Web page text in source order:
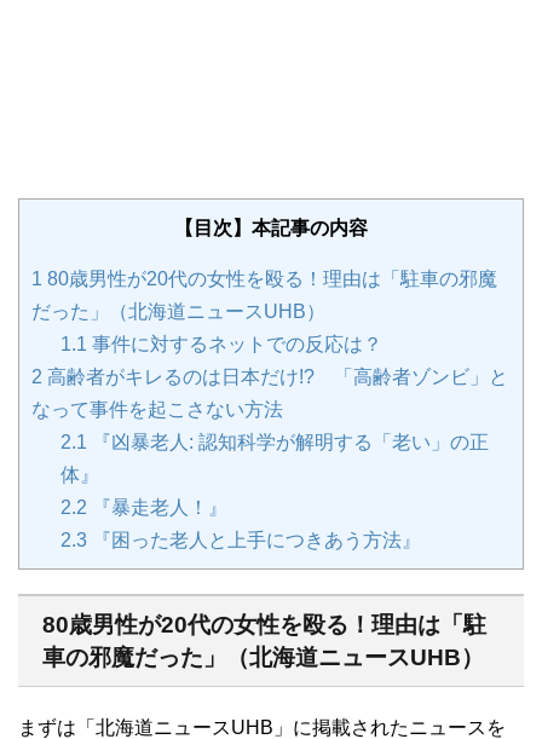
【目次】本記事の内容
1 80歳男性が20代の女性を殴る！理由は「駐車の邪魔
だった」（北海道ニュースUHB）
1.1 事件に対するネットでの反応は？
2 高齢者がキレるのは日本だけ!? 「高齢者ゾンビ」と
なって事件を起こさない方法
2.1 『凶暴老人: 認知科学が解明する「老い」の正
体』
2.2 『暴走老人！』
2.3 『困った老人と上手につきあう方法』
80歳男性が20代の女性を殴る！理由は「駐
車の邪魔だった」（北海道ニュースUHB）
まずは「北海道ニュースUHB」に掲載されたニュースを